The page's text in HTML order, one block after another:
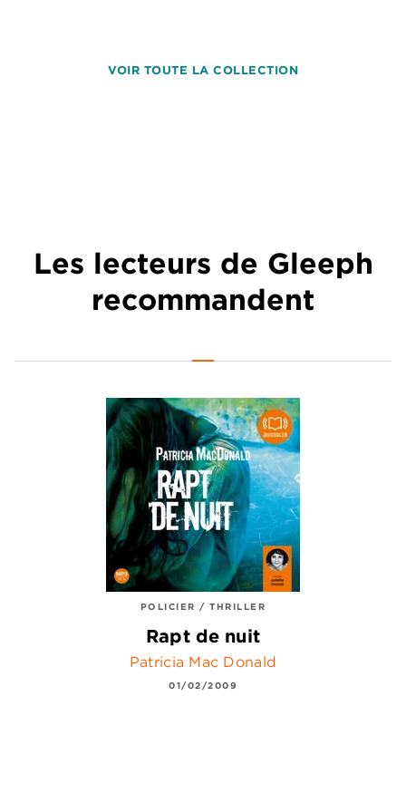
VOIR TOUTE LA COLLECTION
Les lecteurs de Gleeph
recommandent
POLICIER / THRILLER
Rapt de nuit
Patricia Mac Donald
01/02/2009